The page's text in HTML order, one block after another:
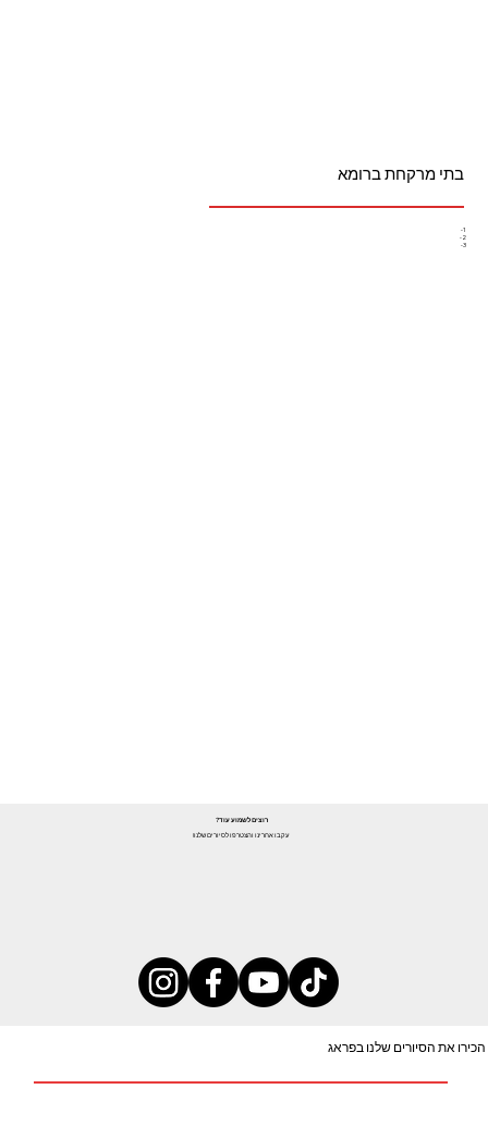
1-
2-
3-
בתי מרקחת ברומא
רוצים לשמוע עוד?
עקבו אחרינו והצטרפו לסיורים שלנו!
הכירו את הסיורים שלנו בפראג